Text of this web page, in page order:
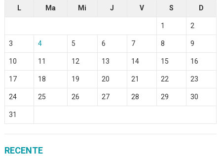
L Ma Mi J V S D
1 2
3 4 5 6 7 8 9
10 11 12 13 14 15 16
17 18 19 20 21 22 23
24 25 26 27 28 29 30
31
RECENTE